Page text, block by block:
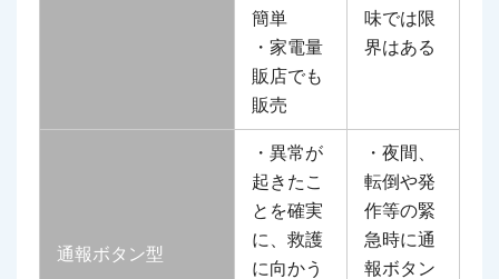
簡単
・家電量
販店でも
販売
味では限
界はある
通報ボタン型
・異常が
起きたこ
とを確実
に、救護
に向かう
・夜間、
転倒や発
作等の緊
急時に通
報ボタン